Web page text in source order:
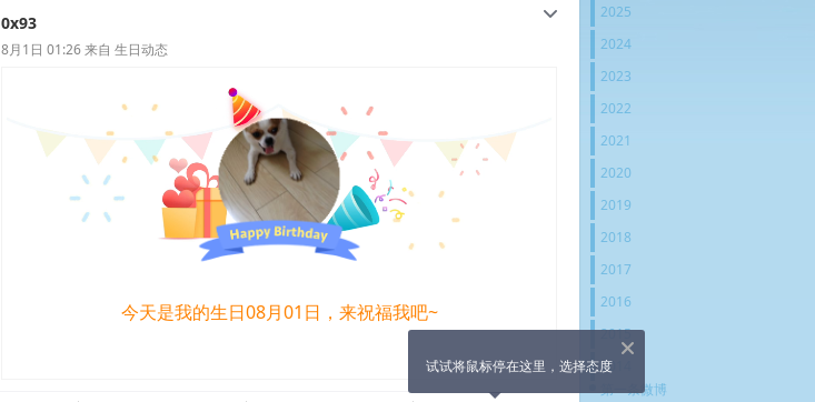
c
0x93
8月1日 01:26来自 生日动态
今天是我的生日08月01日，来祝福我吧~
2025
2024
2023
2022
2021
2020
2019
2018
2017
2016
2015
2014
第一条微博
X
试试将鼠标停在这里，选择态度